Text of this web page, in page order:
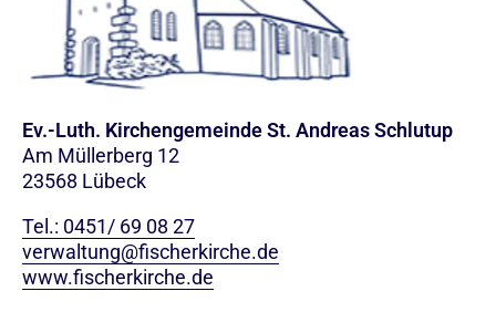
Ev.-Luth. Kirchengemeinde St. Andreas Schlutup
Am Müllerberg 12
23568 Lübeck
Tel.: 0451/ 69 08 27
verwaltung@fischerkirche.de
www.fischerkirche.de